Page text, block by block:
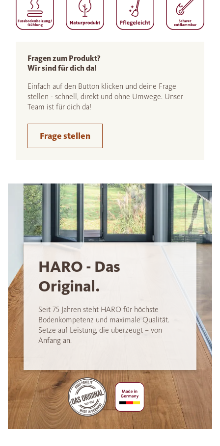
Fragen zum Produkt?
Wir sind für dich da!
Einfach auf den Button klicken und deine Frage
stellen - schnell, direkt und ohne Umwege. Unser
Team ist für dich da!
Frage stellen
HARO - Das
Original.
Seit 75 Jahren steht HARO für höchste
Bodenkompetenz und maximale Qualität.
Setze auf Leistung, die überzeugt – von
Anfang an.